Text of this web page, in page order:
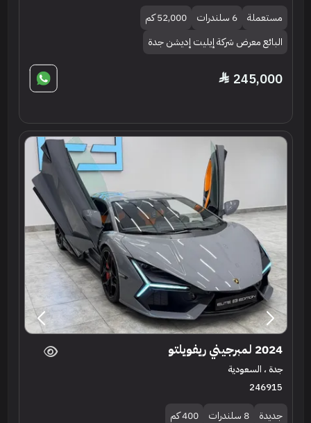
مستعملة 6 سلندرات
52,000 كم
البائع معرض شركة إيليت إديشن جدة
245,000
2024 لمبرجيني ريفويلتو
جدة ، السعودية
246915
جديدة 8 سلندرات 400 كم